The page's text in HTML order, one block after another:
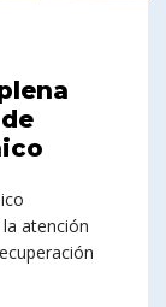
atención